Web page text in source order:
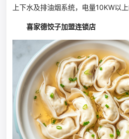
上下水及排油烟系统，电量10KW以
喜家德饺子加盟连锁店